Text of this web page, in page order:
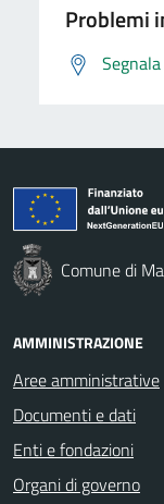
Problemi
Comune di
AMMINISTRAZIONE
Aree amministrative
Documenti e dati
Enti e fondazioni
Organi di governo